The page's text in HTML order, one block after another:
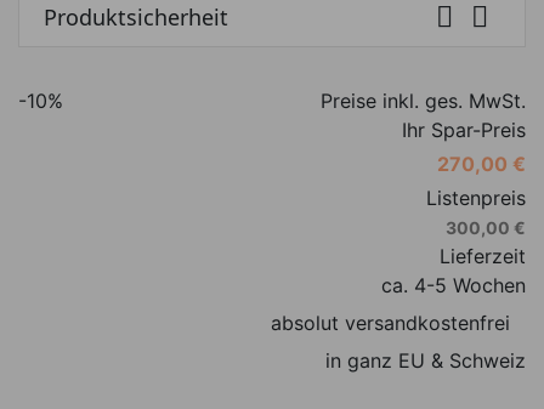
Produktsicherheit  
-10%
Preise inkl. ges. MwSt.
Ihr Spar-Preis
270,00 €
Listenpreis
300,00 €
Lieferzeit
ca. 4-5 Wochen
absolut versandkostenfrei
in ganz EU & Schweiz